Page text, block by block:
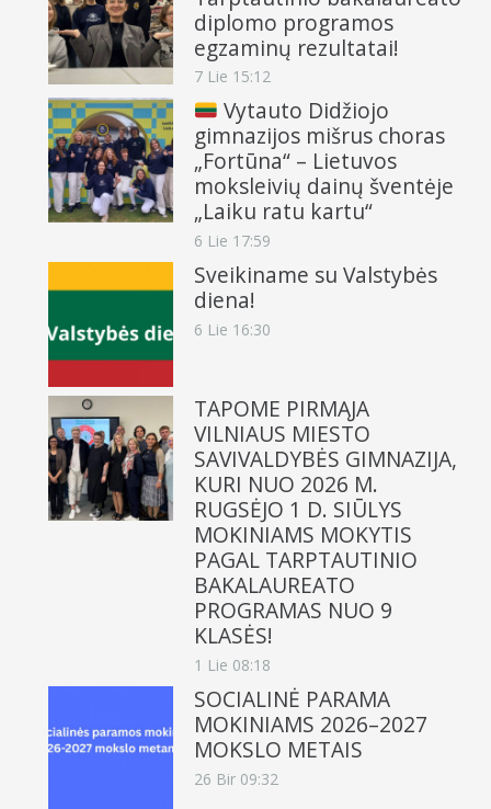
diplomo programos
egzaminų rezultatai!
7 Lie 15:12
Vytauto Didžiojo
gimnazijos mišrus choras
„Fortūna“ – Lietuvos
moksleivių dainų šventėje
„Laiku ratu kartu“
6 Lie 17:59
Sveikiname su Valstybės
diena!
6 Lie 16:30
TAPOME PIRMĄJA
VILNIAUS MIESTO
SAVIVALDYBĖS GIMNAZIJA,
KURI NUO 2026 M.
RUGSĖJO 1 D. SIŪLYS
MOKINIAMS MOKYTIS
PAGAL TARPTAUTINIO
BAKALAUREATO
PROGRAMAS NUO 9
KLASĖS!
1 Lie 08:18
SOCIALINĖ PARAMA
MOKINIAMS 2026–2027
MOKSLO METAIS
26 Bir 09:32